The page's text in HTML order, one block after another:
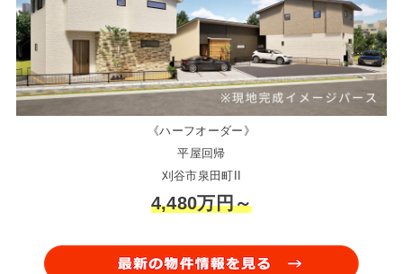
《ハーフオーダー》
平屋回帰
刈谷市泉田町II
4,480万円～